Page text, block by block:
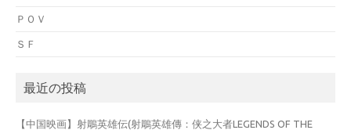
ＰＯＶ
ＳＦ
最近の投稿
【中国映画】射鵰英雄伝(射鵰英雄傳：侠之大者LEGENDS OF THE